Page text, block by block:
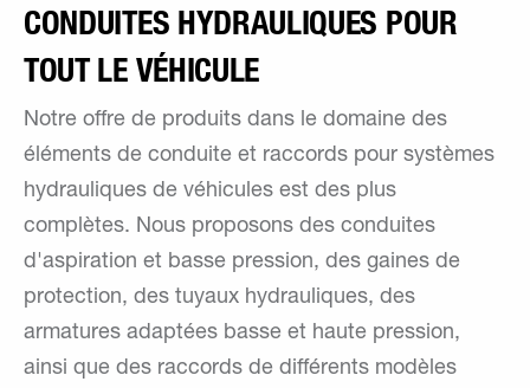
CONDUITES HYDRAULIQUES POUR
TOUT LE VÉHICULE
Notre offre de produits dans le domaine des
éléments de conduite et raccords pour systèmes
hydrauliques de véhicules est des plus
complètes. Nous proposons des conduites
d'aspiration et basse pression, des gaines de
protection, des tuyaux hydrauliques, des
armatures adaptées basse et haute pression,
ainsi que des raccords de différents modèles